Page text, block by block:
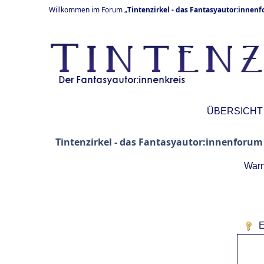
Willkommen im Forum „Tintenzirkel - das
ÜBERSICHT
Tintenzirkel - das Fantasyautor:innenforum